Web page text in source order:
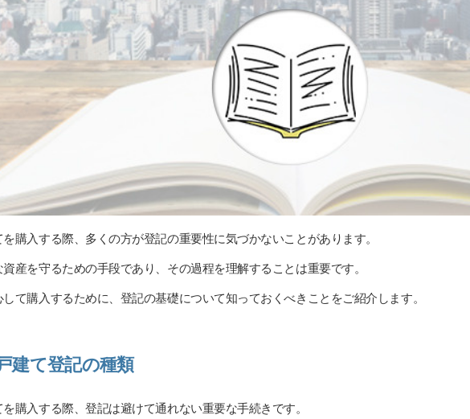
購入する際、多くの方が登記の重要性に気づかないことがあります。
産を守るための手段であり、その過程を理解することは重要です。
て購入するために、登記の基礎について知っておくべきことをご紹介します。
建て登記の種類
購入する際、登記は避けて通れない重要な手続きです。